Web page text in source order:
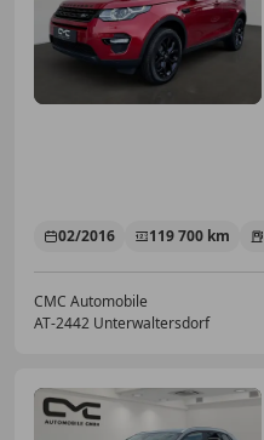
02/2016 119 700 km
CMC Automobile
AT-2442 Unterwaltersdorf